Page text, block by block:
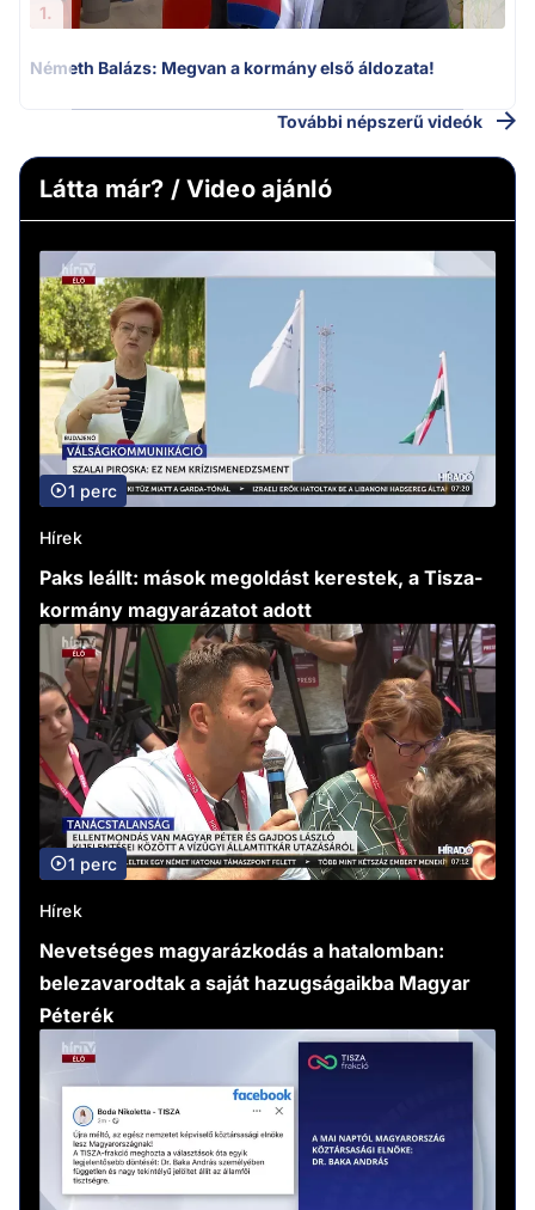
1.
Németh Balázs: Megvan a kormány első áldozata!
További népszerű videók
Látta már? / Video ajánló
1 perc
Hírek
Paks leállt: mások megoldást kerestek, a Tisza-
kormány magyarázatot adott
1 perc
Hírek
Nevetséges magyarázkodás a hatalomban:
belezavarodtak a saját hazugságaikba Magyar
Péterék